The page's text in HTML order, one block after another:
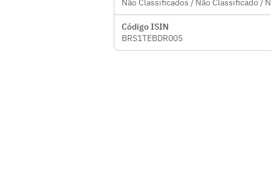
Não Classificados / Não Classificado /
Código ISIN
BRS1TEBDR005